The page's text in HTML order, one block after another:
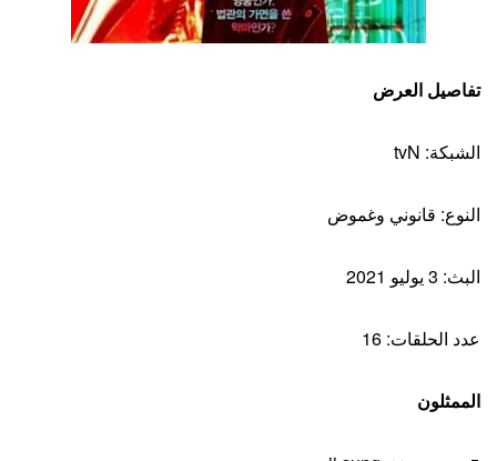
تفاصيل العرض
الشبكة: tvN
النوع: قانوني وغموض
البث: 3 يوليو 2021
عدد الحلقات: 16
الممثلون